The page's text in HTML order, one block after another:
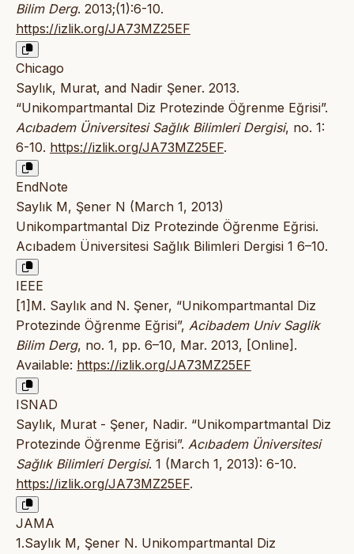
Bilim Derg. 2013;(1):6-10.
https://izlik.org/JA73MZ25EF
Chicago
Saylık, Murat, and Nadir Şener. 2013.
“Unikompartmantal Diz Protezinde Öğrenme Eğrisi”.
Acıbadem Üniversitesi Sağlık Bilimleri Dergisi, no. 1:
6-10. https://izlik.org/JA73MZ25EF.
EndNote
Saylık M, Şener N (March 1, 2013)
Unikompartmantal Diz Protezinde Öğrenme Eğrisi.
Acıbadem Üniversitesi Sağlık Bilimleri Dergisi 1 6–10.
IEEE
[1]M. Saylık and N. Şener, “Unikompartmantal Diz
Protezinde Öğrenme Eğrisi”, Acibadem Univ Saglik
Bilim Derg, no. 1, pp. 6–10, Mar. 2013, [Online].
Available: https://izlik.org/JA73MZ25EF
ISNAD
Saylık, Murat - Şener, Nadir. “Unikompartmantal Diz
Protezinde Öğrenme Eğrisi”. Acıbadem Üniversitesi
Sağlık Bilimleri Dergisi. 1 (March 1, 2013): 6-10.
https://izlik.org/JA73MZ25EF.
JAMA
1.Saylık M, Şener N. Unikompartmantal Diz